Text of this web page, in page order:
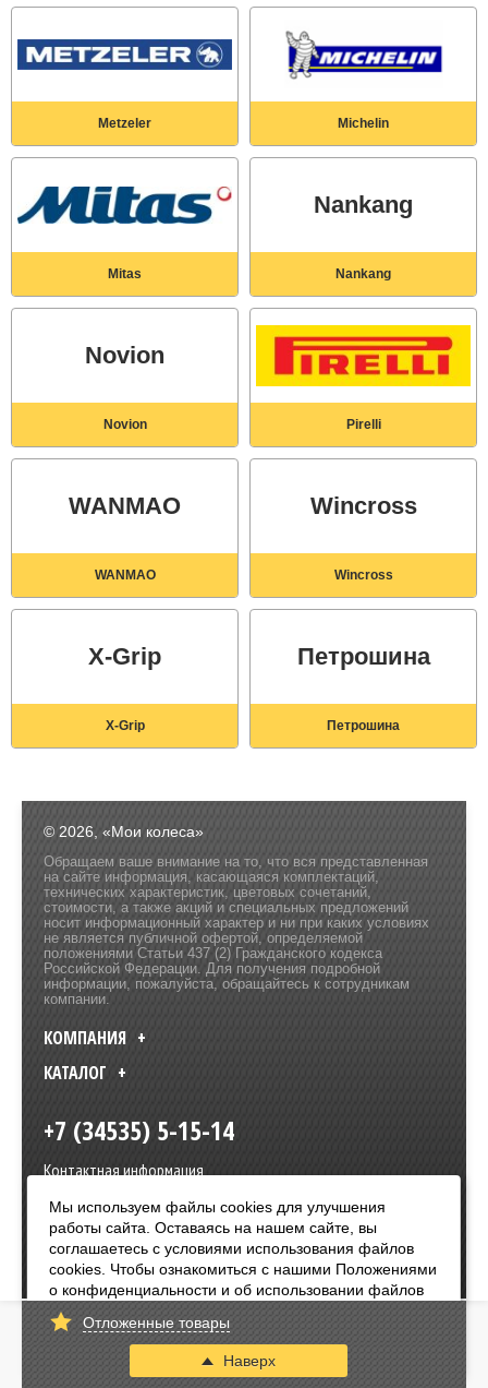
Metzeler Michelin
Mitas
Nankang
Nankang
Novion
Novion Pirelli
WANMAO
WANMAO
Wincross
Wincross
X-Grip
X-Grip
Петрошина
Петрошина
© 2026, «Мои колеса»
Обращаем ваше внимание на то, что вся представленная
на сайте информация, касающаяся комплектаций,
технических характеристик, цветовых сочетаний,
стоимости, а также акций и специальных предложений
носит информационный характер и ни при каких условиях
не является публичной офертой, определяемой
положениями Статьи 437 (2) Гражданского кодекса
Российской Федерации. Для получения подробной
информации, пожалуйста, обращайтесь к сотрудникам
компании.
КОМПАНИЯ
Оплата:
КАТАЛОГ
+7 (34535) 5-15-14
Контактная информация
Политика в отношении обработки персональных данных
Разработка сайта –Olive Design
Отложенные товары
Наверх
Мы используем файлы cookies для улучшения
работы сайта. Оставаясь на нашем сайте, вы
соглашаетесь с условиями использования файлов
cookies. Чтобы ознакомиться с нашими Положениями
о конфиденциальности и об использовании файлов
cookie,
Я согласен